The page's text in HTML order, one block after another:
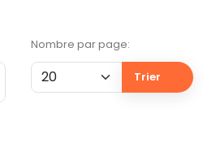
Nombre par page:
Trier